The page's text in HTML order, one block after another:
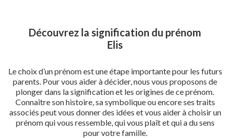
Découvrez la signification du prénom
Elis
Le choix d’un prénom est une étape importante pour les futurs
parents. Pour vous aider à décider, nous vous proposons de
plonger dans la signification et les origines de ce prénom.
Connaître son histoire, sa symbolique ou encore ses traits
associés peut vous donner des idées et vous aider à choisir un
prénom qui vous ressemble, qui vous plaît et qui a du sens
pour votre famille.